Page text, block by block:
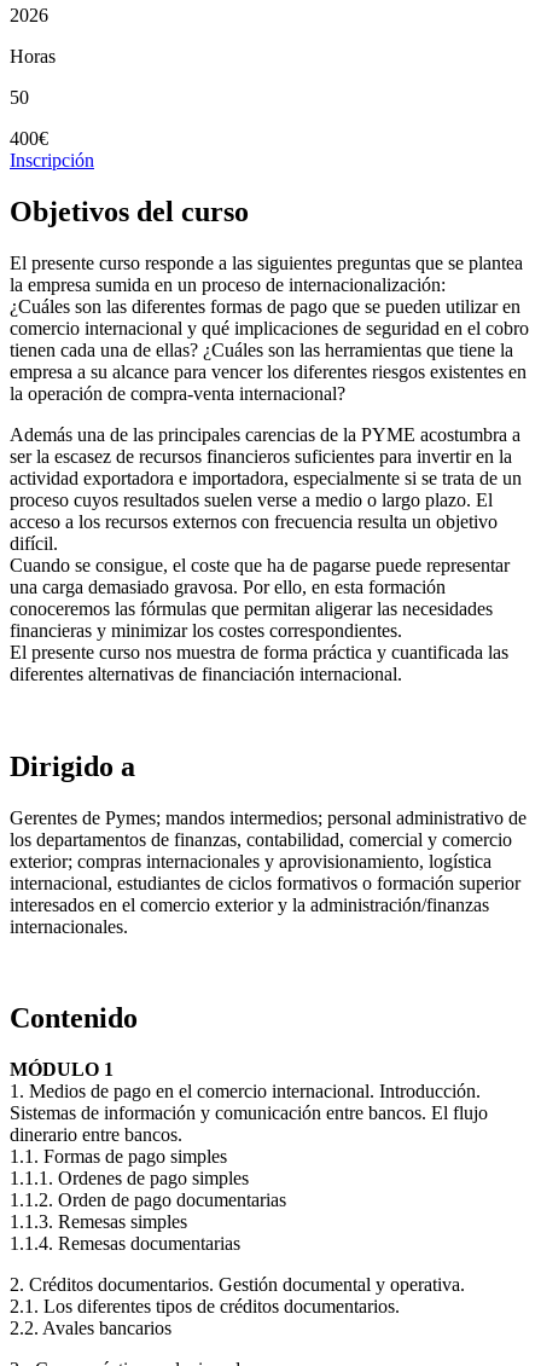
2026
Horas
50
400€
Inscripción
Objetivos del curso
El presente curso responde a las siguientes preguntas que se plantea
la empresa sumida en un proceso de internacionalización:
¿Cuáles son las diferentes formas de pago que se pueden utilizar en
comercio internacional y qué implicaciones de seguridad en el cobro
tienen cada una de ellas? ¿Cuáles son las herramientas que tiene la
empresa a su alcance para vencer los diferentes riesgos existentes en
la operación de compra-venta internacional?
Además una de las principales carencias de la PYME acostumbra a
ser la escasez de recursos financieros suficientes para invertir en la
actividad exportadora e importadora, especialmente si se trata de un
proceso cuyos resultados suelen verse a medio o largo plazo. El
acceso a los recursos externos con frecuencia resulta un objetivo
difícil.
Cuando se consigue, el coste que ha de pagarse puede representar
una carga demasiado gravosa. Por ello, en esta formación
conoceremos las fórmulas que permitan aligerar las necesidades
financieras y minimizar los costes correspondientes.
El presente curso nos muestra de forma práctica y cuantificada las
diferentes alternativas de financiación internacional.
Dirigido a
Gerentes de Pymes; mandos intermedios; personal administrativo de
los departamentos de finanzas, contabilidad, comercial y comercio
exterior; compras internacionales y aprovisionamiento, logística
internacional, estudiantes de ciclos formativos o formación superior
interesados en el comercio exterior y la administración/finanzas
internacionales.
Contenido
MÓDULO 1
1. Medios de pago en el comercio internacional. Introducción.
Sistemas de información y comunicación entre bancos. El flujo
dinerario entre bancos.
1.1. Formas de pago simples
1.1.1. Ordenes de pago simples
1.1.2. Orden de pago documentarias
1.1.3. Remesas simples
1.1.4. Remesas documentarias
2. Créditos documentarios. Gestión documental y operativa.
2.1. Los diferentes tipos de créditos documentarios.
2.2. Avales bancarios